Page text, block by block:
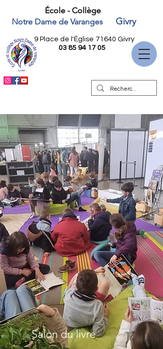
École - Collège
Notre Dame de Varanges
Givry
9 Place de l'Église 71640 Givry
03 85 94 17 05
Salon du livre